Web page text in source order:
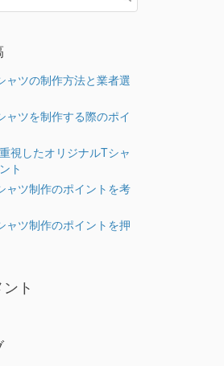
ャツの制作方法と業者選
ャツを制作する際のポイ
視したオリジナルTシャ
ト
ャツ制作のポイントを考
ャツ制作のポイントを押
ト